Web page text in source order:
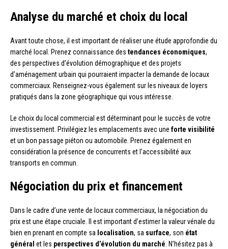
Analyse du marché et choix du local
Avant toute chose, il est important de réaliser une étude approfondie du
marché local. Prenez connaissance des tendances économiques,
des perspectives d’évolution démographique et des projets
d’aménagement urbain qui pourraient impacter la demande de locaux
commerciaux. Renseignez-vous également sur les niveaux de loyers
pratiqués dans la zone géographique qui vous intéresse.
Le choix du local commercial est déterminant pour le succès de votre
investissement. Privilégiez les emplacements avec une forte visibilité
et un bon passage piéton ou automobile. Prenez également en
considération la présence de concurrents et l’accessibilité aux
transports en commun.
Négociation du prix et financement
Dans le cadre d’une vente de locaux commerciaux, la négociation du
prix est une étape cruciale. Il est important d’estimer la valeur vénale du
bien en prenant en compte sa localisation, sa surface, son état
général et les perspectives d’évolution du marché . N’hésitez pas à